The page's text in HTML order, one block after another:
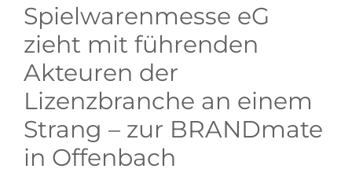
Spielwarenmesse eG
zieht mit führenden
Akteuren der
Lizenzbranche an einem
Strang – zur BRANDmate
in Offenbach